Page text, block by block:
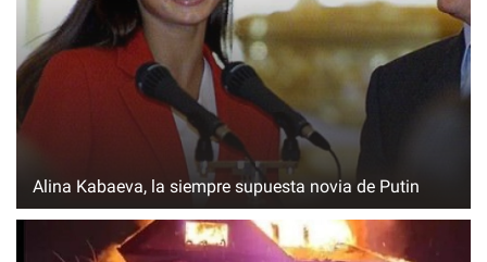
Alina Kabaeva, la siempre supuesta novia de Putin